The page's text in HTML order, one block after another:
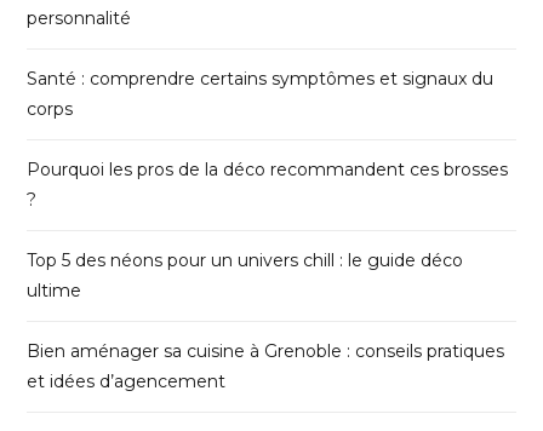
personnalité
Santé : comprendre certains symptômes et signaux du
corps
Pourquoi les pros de la déco recommandent ces brosses
?
Top 5 des néons pour un univers chill : le guide déco
ultime
Bien aménager sa cuisine à Grenoble : conseils pratiques
et idées d’agencement